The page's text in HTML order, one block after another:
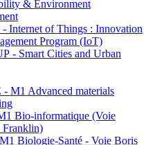
& Environment
Internet of Things : Innovation
Program (IoT)
- Smart Cities and Urban
M1 Advanced materials
Bio-informatique (Voie
Franklin)
Biologie-Santé - Voie Boris